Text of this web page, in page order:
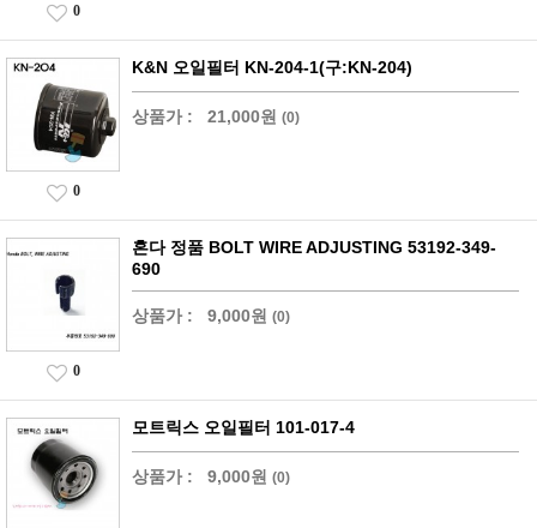
0
K&N 오일필터 KN-204-1(구:KN-204)
상품가 : 21,000원 (0)
0
혼다 정품 BOLT WIRE ADJUSTING 53192-349-
690
상품가 : 9,000원 (0)
0
모트릭스 오일필터 101-017-4
상품가 : 9,000원 (0)